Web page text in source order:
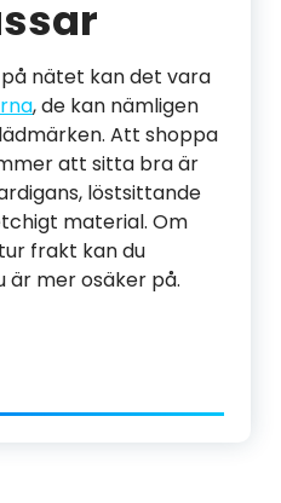
nätet kan det vara
, de kan nämligen
Att shoppa
att sitta bra är
löstsittande
material. Om
frakt kan du
är mer osäker på.